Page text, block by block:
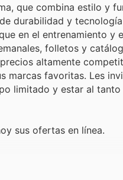
que combina estilo y
durabilidad y
en el entrenamiento y
folletos y
altamente
marcas favoritas. Les
limitado y estar al
sus ofertas en línea.